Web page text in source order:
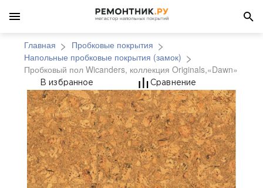
Главная
Пробковые покрытия
Напольные пробковые покрытия (замок)
Пробковый пол Wicanders, коллекция Originals,«Dawn»
Пробковый пол
В избранное Сравнение